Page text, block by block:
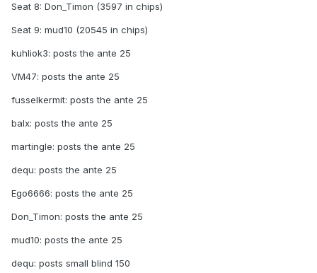
Seat 8: Don_Timon (3597 in chips)
Seat 9: mud10 (20545 in chips)
kuhliok3: posts the ante 25
VM47: posts the ante 25
fusselkermit: posts the ante 25
balx: posts the ante 25
martingle: posts the ante 25
dequ: posts the ante 25
Ego6666: posts the ante 25
Don_Timon: posts the ante 25
mud10: posts the ante 25
dequ: posts small blind 150